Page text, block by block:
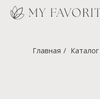
Главная / Каталог